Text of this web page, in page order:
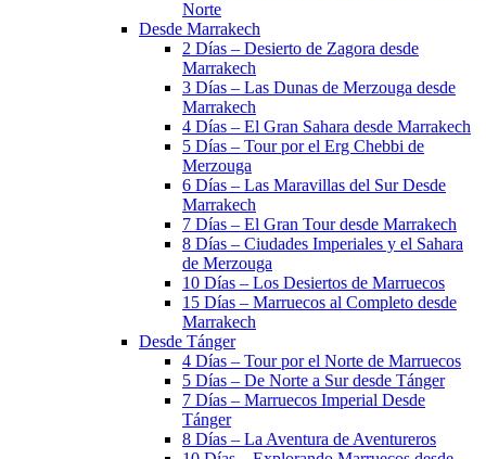
Norte
Desde Marrakech
2 Días – Desierto de Zagora desde
Marrakech
3 Días – Las Dunas de Merzouga desde
Marrakech
4 Días – El Gran Sahara desde Marrakech
5 Días – Tour por el Erg Chebbi de
Merzouga
6 Días – Las Maravillas del Sur Desde
Marrakech
7 Días – El Gran Tour desde Marrakech
8 Días – Ciudades Imperiales y el Sahara
de Merzouga
10 Días – Los Desiertos de Marruecos
15 Días – Marruecos al Completo desde
Marrakech
Desde Tánger
4 Días – Tour por el Norte de Marruecos
5 Días – De Norte a Sur desde Tánger
7 Días – Marruecos Imperial Desde
Tánger
8 Días – La Aventura de Aventureros